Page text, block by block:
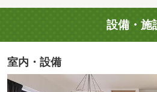
設備・施
室内・設備